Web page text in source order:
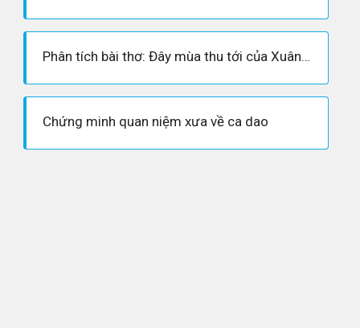
Phân tích bài thơ: Đây mùa thu tới của Xuân Diệu
Chứng minh quan niệm xưa về ca dao